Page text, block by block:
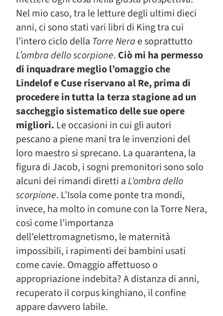
Nel mio caso, tra le letture degli ultimi dieci
anni, ci sono stati vari libri di King tra cui
l’intero ciclo della Torre Nera e soprattutto
L’ombra dello scorpione. Ciò mi ha permesso
di inquadrare meglio l’omaggio che
Lindelof e Cuse riservano al Re, prima di
procedere in tutta la terza stagione ad un
saccheggio sistematico delle sue opere
migliori. Le occasioni in cui gli autori
pescano a piene mani tra le invenzioni del
loro maestro si sprecano. La quarantena, la
figura di Jacob, i sogni premonitori sono solo
alcuni dei rimandi diretti aL’ombra dello
scorpione. L’Isola come ponte tra mondi,
invece, ha molto in comune con la Torre Nera,
così come l’importanza
dell’elettromagnetismo, le maternità
impossibili, i rapimenti dei bambini usati
come cavie. Omaggio affettuoso o
appropriazione indebita? A distanza di anni,
recuperato il corpus kinghiano, il confine
appare davvero labile.